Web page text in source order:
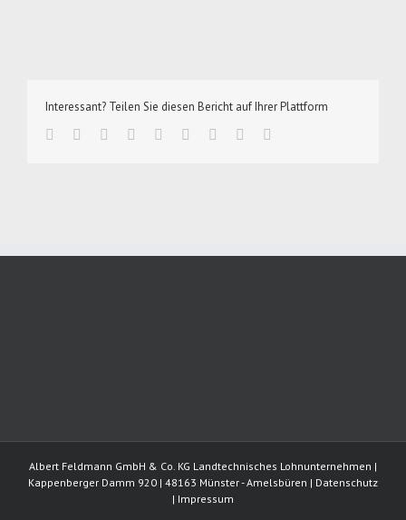
Interessant? Teilen Sie diesen Bericht auf Ihrer Plattform
facebook
twitter linkedinreddit whatsapp
tumblr pinterest
Albert Feldmann GmbH & Co. KG Landtechnisches Lohnunternehmen |
Kappenberger Damm 920 | 48163 Münster - Amelsbüren | Datenschutz
| Impressum